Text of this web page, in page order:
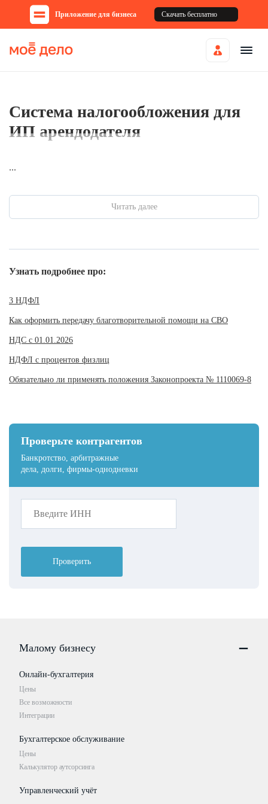
Приложение для бизнеса Скачать бесплатно
Проверьте контрагентов
Банкротство, арбитражные
дела, долги, фирмы-однодневки
Проверить
Система налогообложения для
ИП арендодателя
...
Читать далее
Узнать подробнее про:
3 НДФЛ
Как оформить передачу благотворительной помощи на СВО
НДС с 01.01.2026
НДФЛ с процентов физлиц
Обязательно ли применять положения Законопроекта № 1110069-8
Малому бизнесу
Онлайн-бухгалтерия
Цены
Все возможности
Интеграции
Бухгалтерское обслуживание
Цены
Калькулятор аутсорсинга
Управленческий учёт